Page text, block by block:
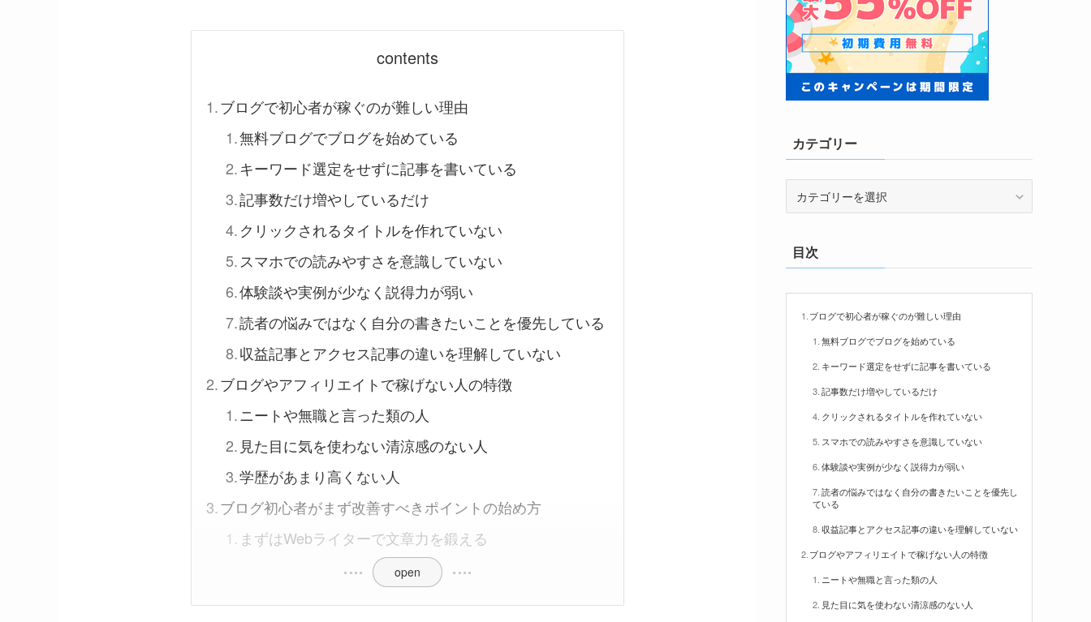
contents
ブログで初心者が稼ぐのが難しい理由
無料ブログでブログを始めている
キーワード選定をせずに記事を書いている
記事数だけ増やしているだけ
クリックされるタイトルを作れていない
スマホでの読みやすさを意識していない
体験談や実例が少なく説得力が弱い
読者の悩みではなく自分の書きたいことを優先している
収益記事とアクセス記事の違いを理解していない
ブログやアフィリエイトで稼げない人の特徴
ニートや無職と言った類の人
見た目に気を使わない清涼感のない人
学歴があまり高くない人
ブログ初心者がまず改善すべきポイントの始め方
まずはWebライターで文章力を鍛える
open
カテゴリー
ー目次
ブログで初心者が稼ぐのが難しい理由
無料ブログでブログを始めている
キーワード選定をせずに記事を書いている
記事数だけ増やしているだけ
クリックされるタイトルを作れていない
スマホでの読みやすさを意識していない
体験談や実例が少なく説得力が弱い
読者の悩みではなく自分の書きたいことを優先し
ている
収益記事とアクセス記事の違いを理解していない
ブログやアフィリエイトで稼げない人の特徴
ニートや無職と言った類の人
見た目に気を使わない清涼感のない人